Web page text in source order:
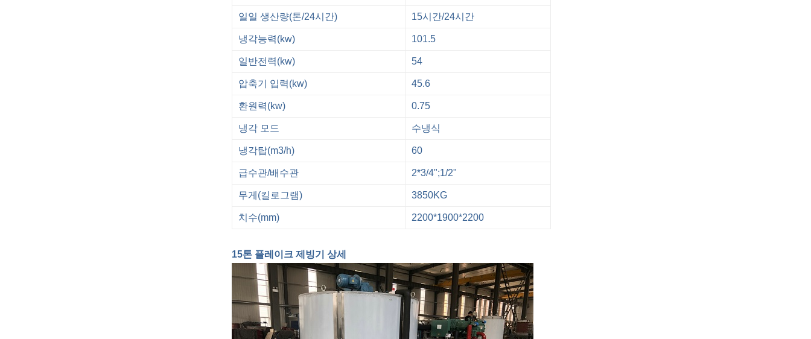
일일 생산량(톤/24시간) 15시간/24시간
냉각능력(kw) 101.5
일반전력(kw) 54
압축기 입력(kw) 45.6
환원력(kw) 0.75
냉각 모드 수냉식
냉각탑(m3/h) 60
급수관/배수관 2*3/4";1/2"
무게(킬로그램) 3850KG
치수(mm) 2200*1900*2200
15톤 플레이크 제빙기 상세